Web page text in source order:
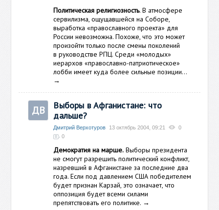
Политическая религиозность. В атмосфере
сервилизма, ощущавшейся на Соборе,
выработка «православного проекта» для
России невозможна. Похоже, что это может
произойти только после смены поколений
в руководстве РПЦ. Среди «молодых»
иерархов «православно-патриотическое»
лобби имеет куда более сильные позиции…
→
ДВ
Выборы в Афганистане: что
дальше?
Дмитрий Верхотуров 13 октябрь 2004, 09:21
0
0
Демократия на марше. Выборы президента
не смогут разрешить политический конфликт,
назревший в Афганистане за последние два
года. Если под давлением США победителем
будет признан Карзай, это означает, что
оппозиция будет всеми силами
препятствовать его политике. →